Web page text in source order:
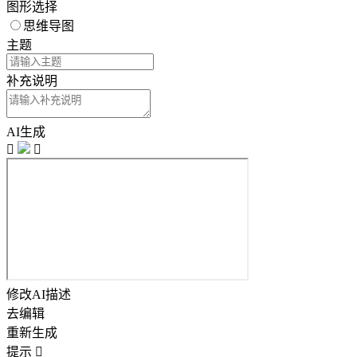
图形选择
思维导图
主题
补充说明
AI生成


修改AI描述
去编辑
重新生成
提示 